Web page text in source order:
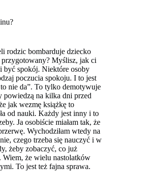
rodzic bombarduje dziecko
przygotowany? Myślisz, jak ci
być spokój. Niektóre osoby
poczucia spokoju. I to jest
nie da”. To tylko demotywuje
powiedzą na kilka dni przed
jak wezmę książkę to
od nauki. Każdy jest inny i to
Ja osobiście miałam tak, że
Wychodziłam wtedy na
czego trzeba się nauczyć i w
żeby zobaczyć, co już
Wiem, że wielu nastolatków
To jest też fajna sprawa.